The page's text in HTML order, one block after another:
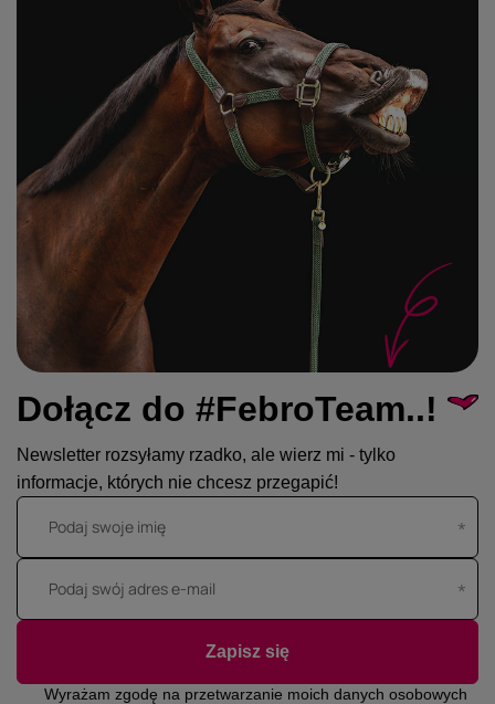
Dołącz do #FebroTeam..!
Newsletter rozsyłamy rzadko, ale wierz mi - tylko
informacje, których nie chcesz przegapić!
Podaj swoje imię
Podaj swój adres e-mail
Wyrażam zgodę na przetwarzanie moich danych osobowych
Zapisz się